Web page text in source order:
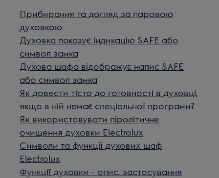
Прибирання та догляд за паровою
духовкою
Духовка показує індикацію SAFE або
символ замка
Духова шафа відображує напис SAFE
або символ замка
Як довести тісто до готовності в духовці,
якщо в ній немає спеціальної програми?
Як використовувати піролітичне
очищення духовки Electrolux
Символи та функції духових шаф
Electrolux
Функції духовки - опис, застосування